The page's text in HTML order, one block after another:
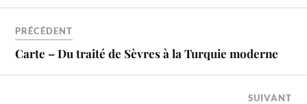
PRÉCÉDENT
Carte – Du traité de Sèvres à la Turquie moderne
SUIVANT